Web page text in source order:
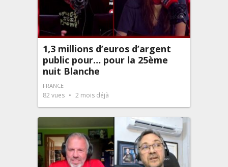
1,3 millions d’euros d’argent
public pour… pour la 25ème
nuit Blanche
FRANCE
82vues 2 mois déjà